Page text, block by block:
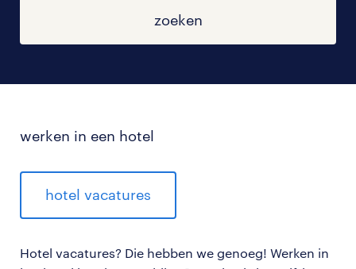
zoeken
werken in een hotel
hotel vacatures
Hotel vacatures? Die hebben we genoeg! Werken in